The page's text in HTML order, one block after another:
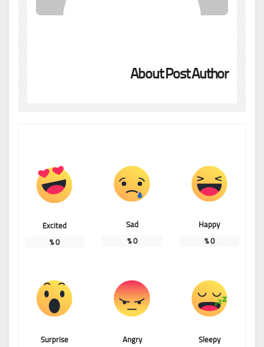
About Post Author
Happy
0
%
Sad
0
%
Excited
0
%
Sleepy
Angry
Surprise